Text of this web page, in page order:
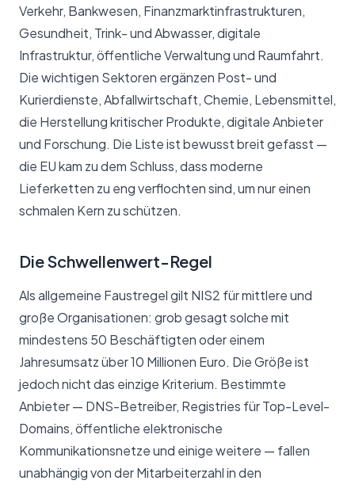
Verkehr, Bankwesen, Finanzmarktinfrastrukturen,
Gesundheit, Trink- und Abwasser, digitale
Infrastruktur, öffentliche Verwaltung und Raumfahrt.
Die wichtigen Sektoren ergänzen Post- und
Kurierdienste, Abfallwirtschaft, Chemie, Lebensmittel,
die Herstellung kritischer Produkte, digitale Anbieter
und Forschung. Die Liste ist bewusst breit gefasst —
die EU kam zu dem Schluss, dass moderne
Lieferketten zu eng verflochten sind, um nur einen
schmalen Kern zu schützen.
Die Schwellenwert-Regel
Als allgemeine Faustregel gilt NIS2 für mittlere und
große Organisationen: grob gesagt solche mit
mindestens 50 Beschäftigten oder einem
Jahresumsatz über 10 Millionen Euro. Die Größe ist
jedoch nicht das einzige Kriterium. Bestimmte
Anbieter — DNS-Betreiber, Registries für Top-Level-
Domains, öffentliche elektronische
Kommunikationsnetze und einige weitere — fallen
unabhängig von der Mitarbeiterzahl in den